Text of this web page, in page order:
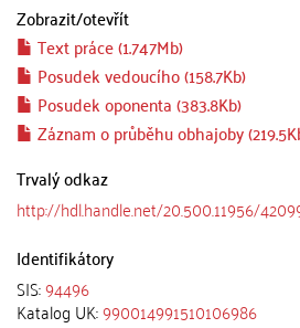
Zobrazit/otevřít
Text práce (1.747Mb)
Posudek vedoucího (158.7Kb)
Posudek oponenta (383.8Kb)
Záznam o průběhu obhajoby
Trvalý odkaz
http://hdl.handle.net/20.500.11956/
Identifikátory
SIS:94496
Katalog UK:990014991510106986